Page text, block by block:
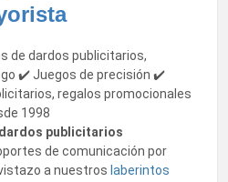
de dardos publicitarios,
✔️ Juegos de precisión ✔️
regalos promocionales
1998
publicitarios
de comunicación por
a nuestros laberintos